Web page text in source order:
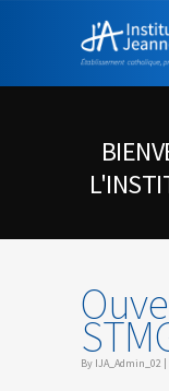
By IJA_Admin_02 |